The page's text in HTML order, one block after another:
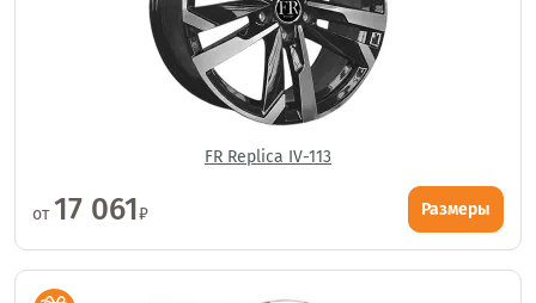
FR Replica IV-113
от17 061₽ Размеры